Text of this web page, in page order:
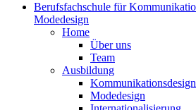
Berufsfachschule für
Modedesign
Home
Über uns
Team
Ausbildung
Kommunikationsdesign
Modedesign